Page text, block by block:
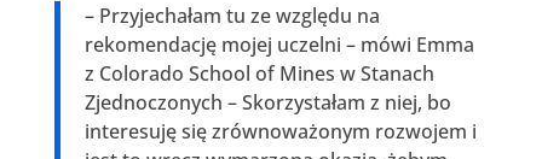
– Przyjechałam tu ze względu na
rekomendację mojej uczelni – mówi Emma
z Colorado School of Mines w Stanach
Zjednoczonych – Skorzystałam z niej, bo
interesuję się zrównoważonym rozwojem i